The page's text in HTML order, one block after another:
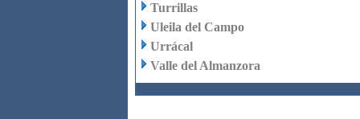
Turrillas
Uleila del Campo
Urrácal
Valle del Almanzora